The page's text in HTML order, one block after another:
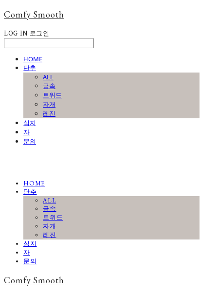
Comfy Smooth
LOG IN 로그인
HOME
단추
ALL
금속
트위드
자개
레진
심지
자
문의
HOME
단추
ALL
금속
트위드
자개
레진
심지
자
문의
Comfy Smooth